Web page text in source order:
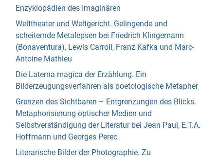
Enzyklopädien des Imaginären
Welttheater und Weltgericht. Gelingende und
scheiternde Metalepsen bei Friedrich Klingemann
(Bonaventura), Lewis Carroll, Franz Kafka und Marc-
Antoine Mathieu
Die Laterna magica der Erzählung. Ein
Bilderzeugungsverfahren als poetologische Metapher
Grenzen des Sichtbaren – Entgrenzungen des Blicks.
Metaphorisierung optischer Medien und
Selbstverständigung der Literatur bei Jean Paul, E.T.A.
Hoffmann und Georges Perec
Literarische Bilder der Photographie. Zu